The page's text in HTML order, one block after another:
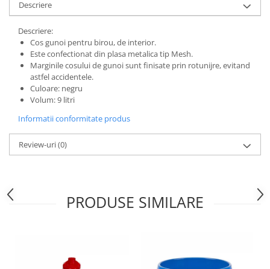
Descriere
Descriere:
Cos gunoi pentru birou, de interior.
Este confectionat din plasa metalica tip Mesh.
Marginile cosului de gunoi sunt finisate prin rotunijre, evitand
astfel accidentele.
Culoare: negru
Volum: 9 litri
Informatii conformitate produs
Review-uri(0)
PRODUSE SIMILARE